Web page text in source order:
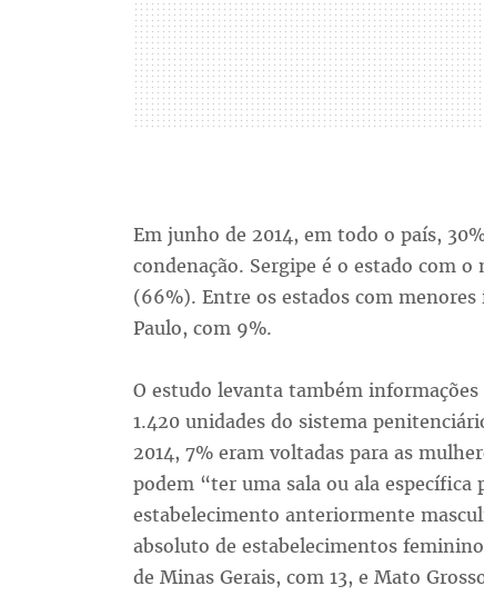
Em junho de 2014, em todo o país,
condenação. Sergipe é o estado com
(66%). Entre os estados com menores
Paulo, com 9%.
O estudo levanta também
1.420 unidades do sistema
2014, 7% eram voltadas para as
podem “ter uma sala ou ala
estabelecimento anteriormente
absoluto de estabelecimentos
de Minas Gerais, com 13, e Mato